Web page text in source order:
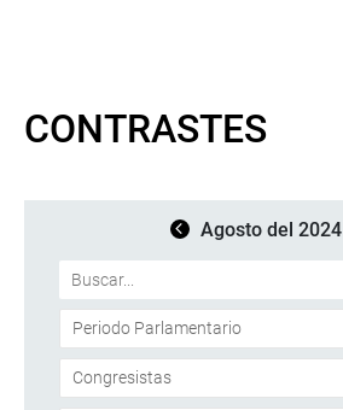
CONTRASTES
Agosto del 2024